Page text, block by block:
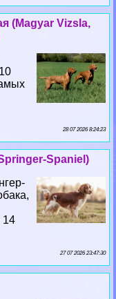
(Magyar Vizsla,
28 07 2026 8:24:23
Spaniel)
14
27 07 2026 23:47:30